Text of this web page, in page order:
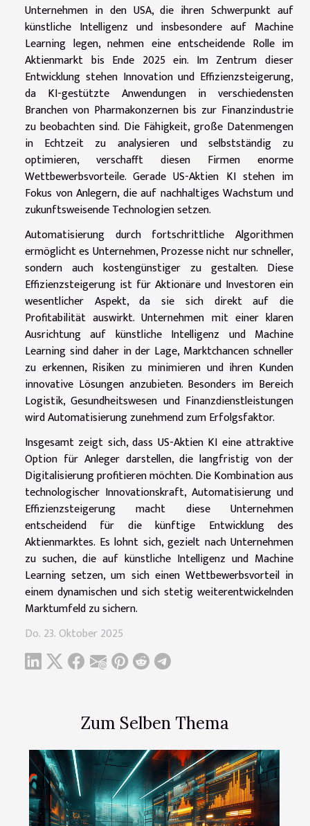
Zum Selben Thema
Unternehmen in den USA, die ihren Schwerpunkt auf
künstliche Intelligenz und insbesondere auf Machine
Learning legen, nehmen eine entscheidende Rolle im
Aktienmarkt bis Ende 2025 ein. Im Zentrum dieser
Entwicklung stehen Innovation und Effizienzsteigerung,
da KI-gestützte Anwendungen in verschiedensten
Branchen von Pharmakonzernen bis zur Finanzindustrie
zu beobachten sind. Die Fähigkeit, große Datenmengen
in Echtzeit zu analysieren und selbstständig zu
optimieren, verschafft diesen Firmen enorme
Wettbewerbsvorteile. Gerade US-Aktien KI stehen im
Fokus von Anlegern, die auf nachhaltiges Wachstum und
zukunftsweisende Technologien setzen.
Automatisierung durch fortschrittliche Algorithmen
ermöglicht es Unternehmen, Prozesse nicht nur schneller,
sondern auch kostengünstiger zu gestalten. Diese
Effizienzsteigerung ist für Aktionäre und Investoren ein
wesentlicher Aspekt, da sie sich direkt auf die
Profitabilität auswirkt. Unternehmen mit einer klaren
Ausrichtung auf künstliche Intelligenz und Machine
Learning sind daher in der Lage, Marktchancen schneller
zu erkennen, Risiken zu minimieren und ihren Kunden
innovative Lösungen anzubieten. Besonders im Bereich
Logistik, Gesundheitswesen und Finanzdienstleistungen
wird Automatisierung zunehmend zum Erfolgsfaktor.
Insgesamt zeigt sich, dass US-Aktien KI eine attraktive
Option für Anleger darstellen, die langfristig von der
Digitalisierung profitieren möchten. Die Kombination aus
technologischer Innovationskraft, Automatisierung und
Effizienzsteigerung macht diese Unternehmen
entscheidend für die künftige Entwicklung des
Aktienmarktes. Es lohnt sich, gezielt nach Unternehmen
zu suchen, die auf künstliche Intelligenz und Machine
Learning setzen, um sich einen Wettbewerbsvorteil in
einem dynamischen und sich stetig weiterentwickelnden
Marktumfeld zu sichern.
Do. 23. Oktober 2025